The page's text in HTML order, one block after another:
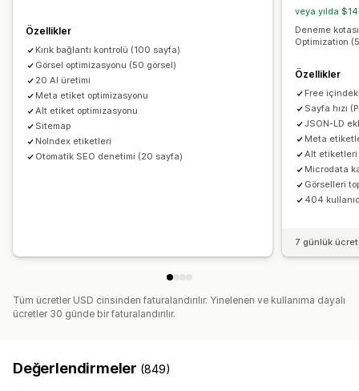
Performansı izleme
SEO puanı Denetimler
Bilgiler ve ipuçları
Anahtar sözcük analizi Bağlantı analizi Sıralama izleme
Özellikler
Kırık bağlantı kontrolü (100 sayfa)
Görsel optimizasyonu (50 görsel)
20 AI üretimi
Meta etiket optimizasyonu
Alt etiket optimizasyonu
Sitemap
NoIndex etiketleri
Otomatik SEO denetimi (20 sayfa)
veya yılda
Deneme
Optimization
Özellikler
Free
Sayfa hızı
JSON-LD
Meta
Alt etiketleri
Microdata
Görselleri
404
7 günlük
Tüm ücretler USD cinsinden faturalandırılır. Yinelenen ve kullanıma dayalı
ücretler 30 günde bir faturalandırılır.
Değerlendirmeler (849)